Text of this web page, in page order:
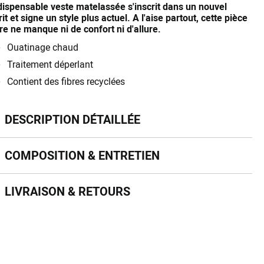
veste matelassée s'inscrit dans un nouvel
et signe un style plus actuel. A l'aise partout, cette pièce
ne manque ni de confort ni d'allure.
Ouatinage chaud
Traitement déperlant
Contient des fibres recyclées
détaillée
DESCRIPTION DÉTAILLÉE
& entretien
COMPOSITION & ENTRETIEN
& retours
LIVRAISON & RETOURS